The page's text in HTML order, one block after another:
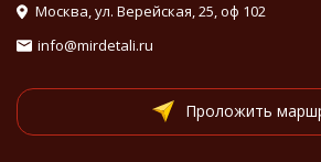
Москва, ул. Верейская, 25, оф 102
info@mirdetali.ru
Проложить